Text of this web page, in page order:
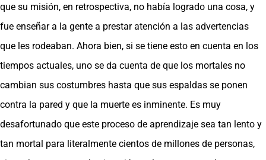
que su misión, en retrospectiva, no había logrado una cosa, y
fue enseñar a la gente a prestar atención a las advertencias
que les rodeaban. Ahora bien, si se tiene esto en cuenta en los
tiempos actuales, uno se da cuenta de que los mortales no
cambian sus costumbres hasta que sus espaldas se ponen
contra la pared y que la muerte es inminente. Es muy
desafortunado que este proceso de aprendizaje sea tan lento y
tan mortal para literalmente cientos de millones de personas,